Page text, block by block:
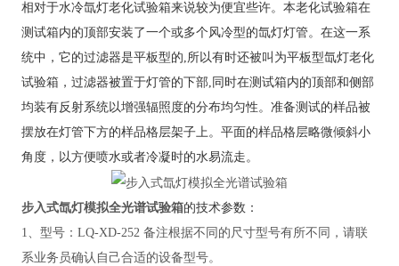
相对于水冷氙灯老化试验箱来说较为便宜些许。本老化试验箱在
测试箱内的顶部安装了一个或多个风冷型的氙灯灯管。在这一系
统中， 它的过滤器是平板型的,所以有时还被叫为平板型氙灯老化
试验箱， 过滤器被置于灯管的下部,同时在测试箱内的顶部和侧部
均装有反射系统以增强辐照度的分布均匀性。 准备测试的样品被
摆放在灯管下方的样品格层架子上。 平面的样品格层略微倾斜小
角度，以方便喷水或者冷凝时的水易流走。
步入式氙灯模拟全光谱试验箱的技术参数：
1、 型号： LQ-XD-252 备注根据不同的尺寸型号有所不同，请联
系业务员确认自己合适的设备型号。